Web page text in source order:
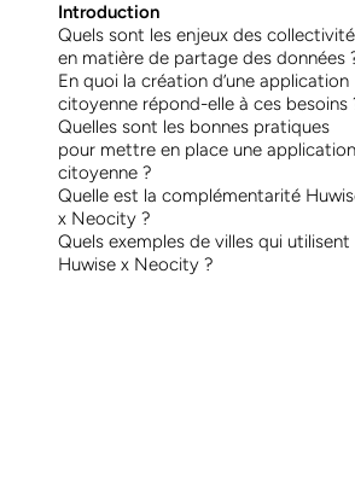
Introduction
Quels sont les enjeux des
en matière de partage des données
En quoi la création d’une application
citoyenne répond-elle à ces besoins
Quelles sont les bonnes pratiques
pour mettre en place une application
citoyenne ?
Quelle est la complémentarité
x Neocity ?
Quels exemples de villes qui utilisent
Huwise x Neocity ?